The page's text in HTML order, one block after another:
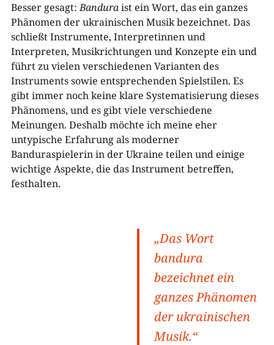
Besser gesagt:Banduraist ein Wort, das ein ganzes
Phänomen der ukrainischen Musik bezeichnet. Das
schließt Instrumente, Interpretinnen und
Interpreten, Musikrichtungen und Konzepte ein und
führt zu vielen verschiedenen Varianten des
Instruments sowie entsprechenden Spielstilen. Es
gibt immer noch keine klare Systematisierung dieses
Phänomens, und es gibt viele verschiedene
Meinungen. Deshalb möchte ich meine eher
untypische Erfahrung als moderner
Banduraspielerin in der Ukraine teilen und einige
wichtige Aspekte, die das Instrument betreffen,
festhalten.
„Das Wort
bandura
bezeichnet ein
ganzes Phänomen
der ukrainischen
Musik.“